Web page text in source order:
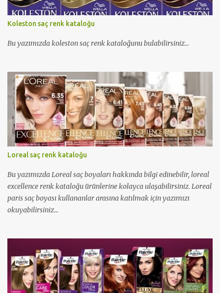
Koleston saç renk kataloğu
Bu yazımızda koleston saç renk kataloğunu bulabilirsiniz...
Loreal saç renk kataloğu
Bu yazımızda Loreal saç boyaları hakkında bilgi edinebilir, loreal
excellence renk kataloğu ürünlerine kolayca ulaşabilirsiniz. Loreal
paris saç boyası kullananlar arasına katılmak için yazımızı
okuyabilirsiniz...